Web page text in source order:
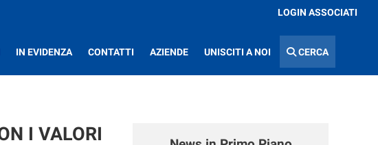
LOGIN ASSOCIATI
IN EVIDENZA CONTATTI AZIENDE UNISCITI A NOI CERCA
I VALORI